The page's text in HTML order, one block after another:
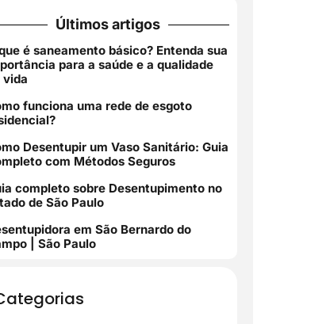
Últimos artigos
é saneamento básico? Entenda sua
para a saúde e a qualidade
vida
funciona uma rede de esgoto
Desentupir um Vaso Sanitário: Guia
com Métodos Seguros
completo sobre Desentupimento no
de São Paulo
em São Bernardo do
| São Paulo